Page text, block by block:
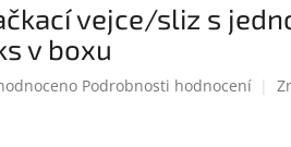
vejce/sliz s
v boxu
Podrobnosti hodnocení